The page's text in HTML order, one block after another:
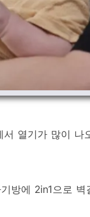
열기가 많이 나
방에 2in1으로